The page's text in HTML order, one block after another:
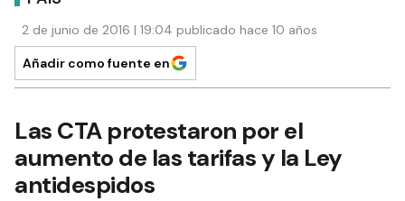
2 de junio de 2016 | 19:04 publicado hace 10 años
Añadir como fuente en
Las CTA protestaron por el
aumento de las tarifas y la Ley
antidespidos